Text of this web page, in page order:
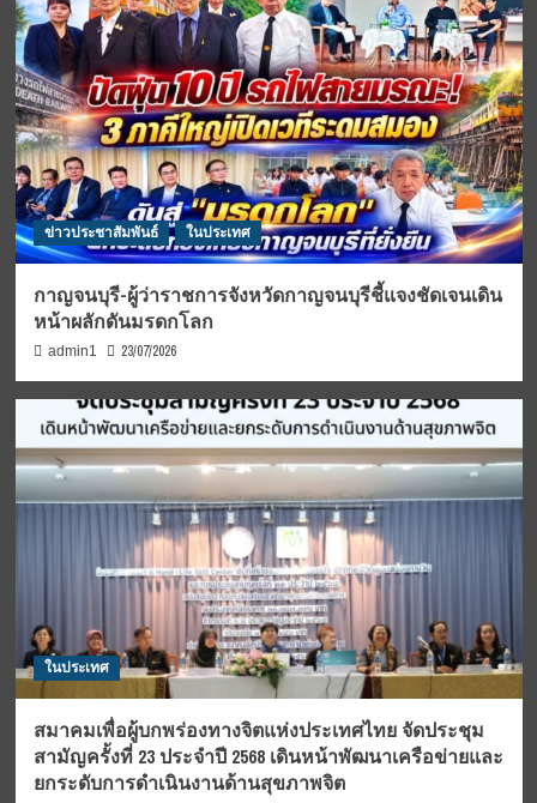
ข่าวประชาสัมพันธ์ ในประเทศ
กาญจนบุรี-ผู้ว่าราชการจังหวัดกาญจนบุรีชี้แจงชัดเจนเดิน
หน้าผลักดันมรดกโลก
admin1 23/07/2026
ในประเทศ
สมาคมเพื่อผู้บกพร่องทางจิตแห่งประเทศไทย จัดประชุม
สามัญครั้งที่ 23 ประจำปี 2568 เดินหน้าพัฒนาเครือข่ายและ
ยกระดับการดำเนินงานด้านสุขภาพจิต